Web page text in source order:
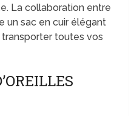
La collaboration entre
un sac en cuir élégant
toutes vos